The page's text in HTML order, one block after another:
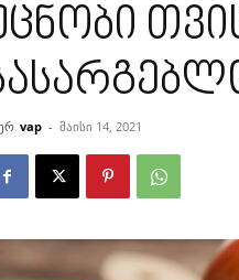
vap - მაისი 14, 2021